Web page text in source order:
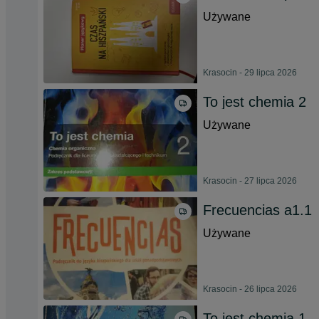
Używane
Krasocin - 29 lipca 2026
To jest chemia 2
Używane
Krasocin - 27 lipca 2026
Frecuencias a1.1
Używane
Krasocin - 26 lipca 2026